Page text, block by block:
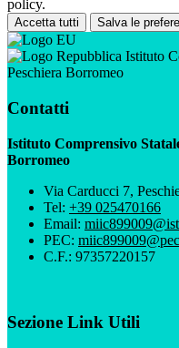
policy.
Accetta tutti Salva le
Istituto
Peschiera Borromeo
Contatti
Istituto Comprensivo
Borromeo
Via Carducci 7,
Tel: +39 025470166
Email:
PEC:
C.F.: 97357220157
Sezione Link Utili